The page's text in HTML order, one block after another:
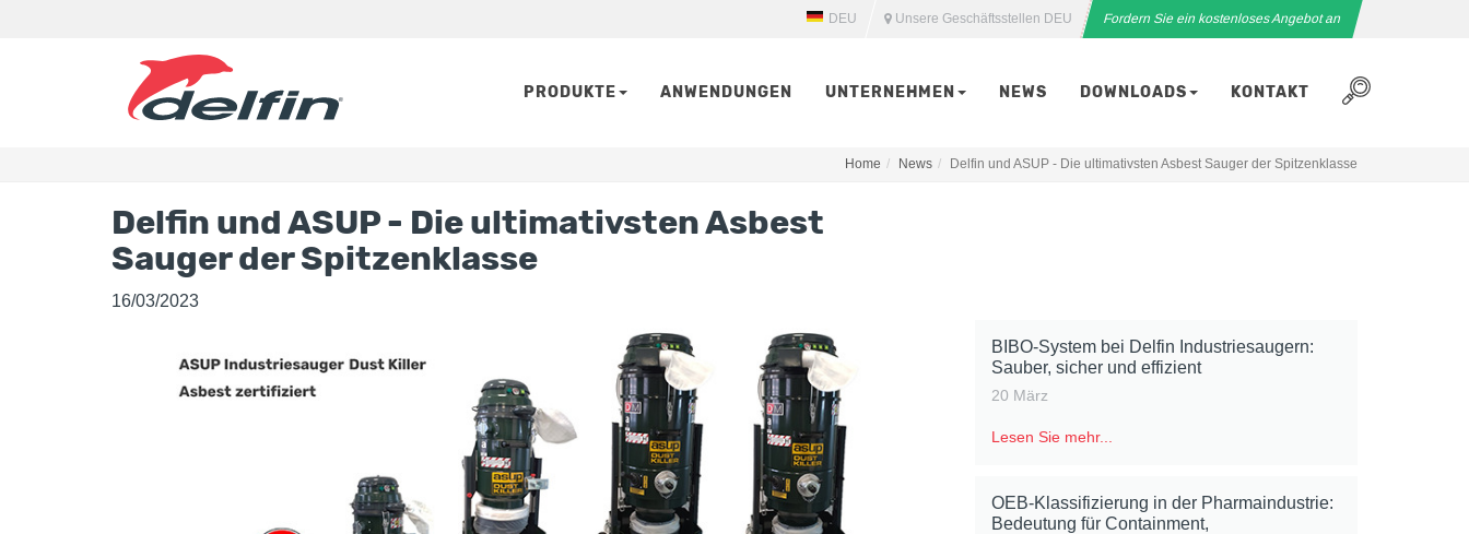
DEU Unsere Geschäftsstellen DEU Fordern Sie ein kostenloses Angebot an
PRODUKTE ANWENDUNGEN UNTERNEHMEN NEWS DOWNLOADS KONTAKT
Home News Delfin und ASUP - Die ultimativsten Asbest Sauger der Spitzenklasse
Delfin und ASUP - Die ultimativsten Asbest
Sauger der Spitzenklasse
16/03/2023
BIBO-System bei Delfin Industriesaugern:
Sauber, sicher und effizient
20 März
Lesen Sie mehr...
OEB-Klassifizierung in der Pharmaindustrie:
Bedeutung für Containment,